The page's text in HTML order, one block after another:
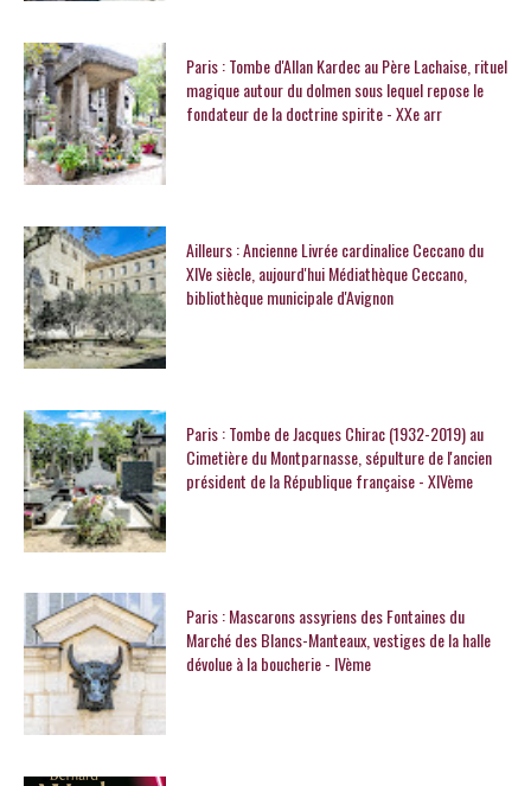
Paris : Tombe d'Allan Kardec au Père Lachaise, rituel
magique autour du dolmen sous lequel repose le
fondateur de la doctrine spirite - XXe arr
Ailleurs : Ancienne Livrée cardinalice Ceccano du
XIVe siècle, aujourd'hui Médiathèque Ceccano,
bibliothèque municipale d'Avignon
Paris : Tombe de Jacques Chirac (1932-2019) au
Cimetière du Montparnasse, sépulture de l'ancien
président de la République française - XIVème
Paris : Mascarons assyriens des Fontaines du
Marché des Blancs-Manteaux, vestiges de la halle
dévolue à la boucherie - IVème